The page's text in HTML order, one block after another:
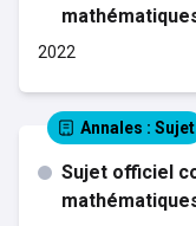
2022
Annales : Sujet
Sujet officiel